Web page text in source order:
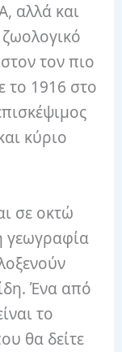
αλλά και
τον πιο
το 1916 στο
κύριο
σε οκτώ
γεωγραφία
Ένα από
το
θα δείτε